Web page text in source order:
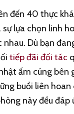
đến 40 thực
sự lựa chọn linh
Dù bạn
tiếp đãi đối tác
ấm cúng bên
buổi liên hoan
này đều đáp